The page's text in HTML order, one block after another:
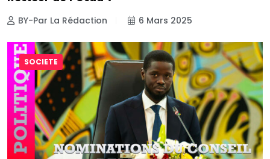
BY-Par La Rédaction 6 Mars 2025
SOCIETE